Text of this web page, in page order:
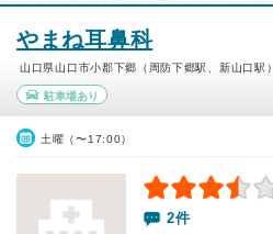
やまね耳鼻科
山口県山口市小郡下郷（周防下郷駅、新山口駅）
駐車場あり
土曜（〜17:00）
2件